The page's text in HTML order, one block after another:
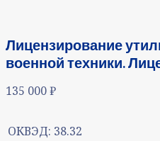
Лицензирование
военной техники.
135 000₽
ОКВЭД: 38.32